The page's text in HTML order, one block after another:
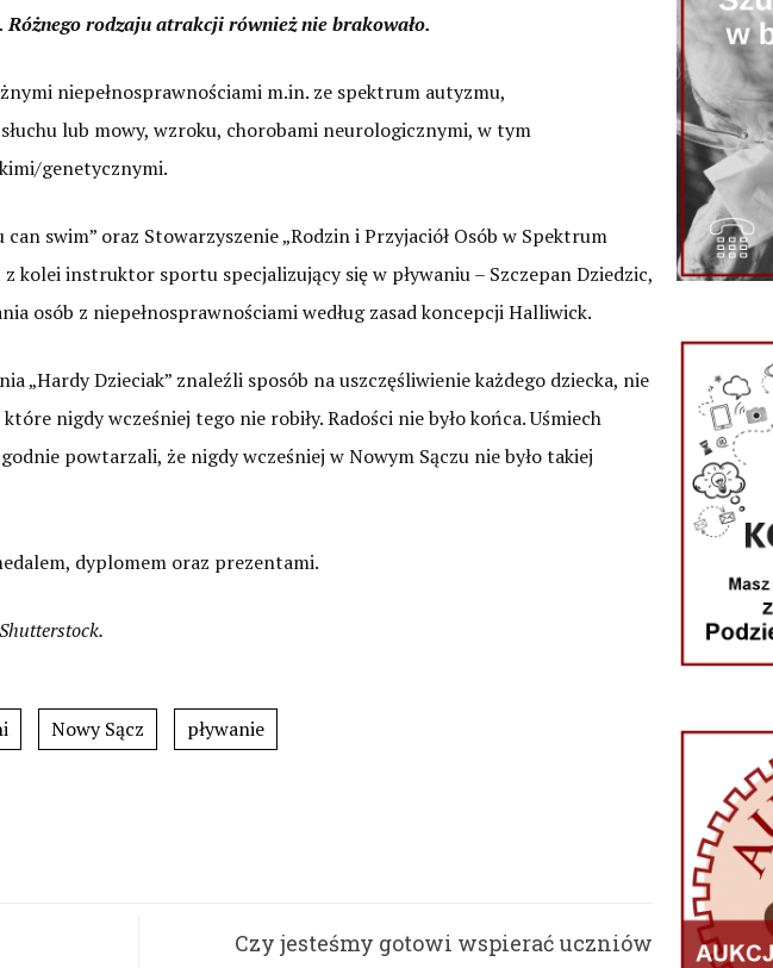
rodzaju atrakcji również nie brakowało.
niepełnosprawnościami m.in. ze spektrum autyzmu,
lub mowy, wzroku, chorobami neurologicznymi, w tym
genetycznymi.
can swim” oraz Stowarzyszenie „Rodzin i Przyjaciół Osób w Spektrum
kolei instruktor sportu specjalizujący się w pływaniu – Szczepan Dziedzic,
osób z niepełnosprawnościami według zasad koncepcji Halliwick.
„Hardy Dzieciak” znaleźli sposób na uszczęśliwienie każdego dziecka, nie
nigdy wcześniej tego nie robiły. Radości nie było końca. Uśmiech
powtarzali, że nigdy wcześniej w Nowym Sączu nie było takiej
dyplomem oraz prezentami.
Nowy Sącz pływanie
Czy jesteśmy gotowi wspierać uczniów